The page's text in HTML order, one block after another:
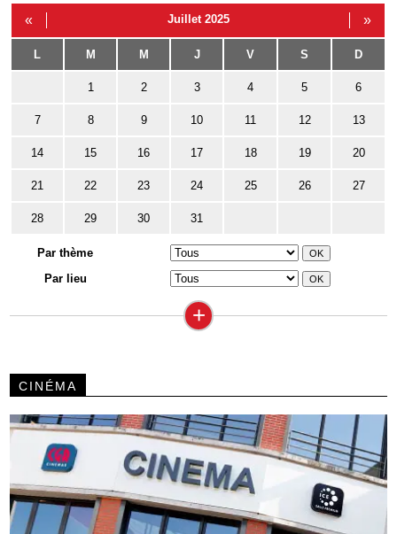
« Juillet 2025 »
L M M J V S D
1 2 3 4 5 6
7 8 9 10 11 12 13
14 15 16 17 18 19 20
21 22 23 24 25 26 27
28 29 30 31
Par thème
Par lieu
+
CINÉMA